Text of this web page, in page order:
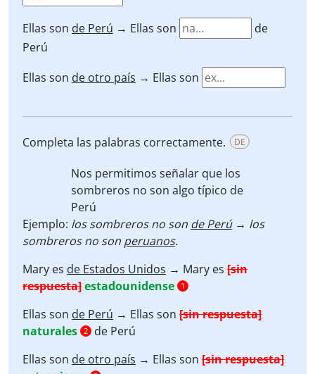
Ellas son de Perú → Ellas son
de
Perú
Ellas son de otro país → Ellas son
Completa las palabras correctamente. DE
Nos permitimos señalar que los
sombreros no son algo típico de
Perú
Ejemplo: los sombreros no son de Perú→ los
sombreros no son peruanos.
Mary es de Estados Unidos → Mary es [sin
respuesta]estadounidense 1
Ellas son de Perú → Ellas son [sin respuesta]
naturales 2
de Perú
Ellas son de otro país → Ellas son [sin respuesta]